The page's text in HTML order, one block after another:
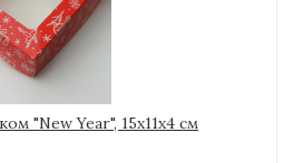
"New Year", 15х11х4 см